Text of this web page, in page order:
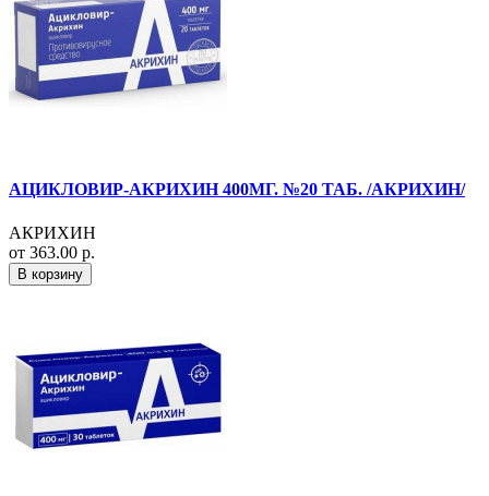
АЦИКЛОВИР-АКРИХИН 400МГ. №20 ТАБ. /АКРИХИН/
АКРИХИН
от 363.00 р.
В корзину